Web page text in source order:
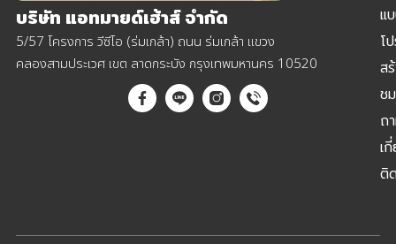
บริษัท แอทมายด์เฮ้าส์ จำกัด
5/57 โครงการ วีซีโอ (ร่มเกล้า) ถนน ร่มเกล้า แขวง
คลองสามประเวศ เขต ลาดกระบัง กรุงเทพมหานคร 10520
แ
โ
ส
ช
ถ
เ
ติ